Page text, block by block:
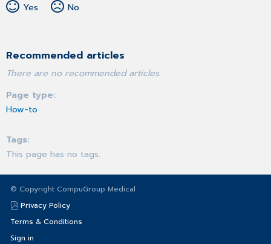
Yes
No
Recommended articles
There are no recommended articles.
Page type
How-to
Tags
This page has no tags.
© Copyright CompuGroup Medical
Privacy Policy
Terms & Conditions
Sign in